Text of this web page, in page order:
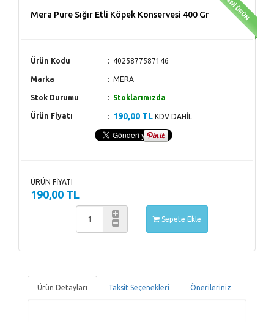
Mera Pure Sığır Etli Köpek Konservesi 400 Gr
Ürün Kodu 4025877587146
Marka MERA
Stok Durumu Stoklarımızda
Ürün Fiyatı 190,00 TL KDV DAHİL
ÜRÜN FİYATI
190,00 TL
Sepete Ekle
Ürün Detayları Taksit Seçenekleri Önerileriniz